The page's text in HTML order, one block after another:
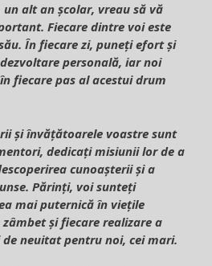
un alt an școlar, vreau să vă
Fiecare dintre voi este
În fiecare zi, puneți efort și
personală, iar noi
fiecare pas al acestui drum
și învățătoarele voastre sunt
dedicați misiunii lor de a
cunoașterii și a
Părinți, voi sunteți
mai puternică în viețile
și fiecare realizare a
neuitat pentru noi, cei mari.